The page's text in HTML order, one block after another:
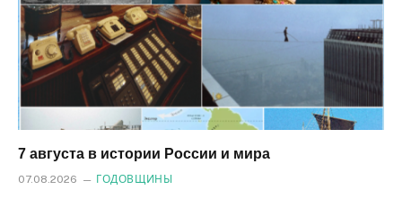
7 августа в истории России и мира
07.08.2026 ГОДОВЩИНЫ